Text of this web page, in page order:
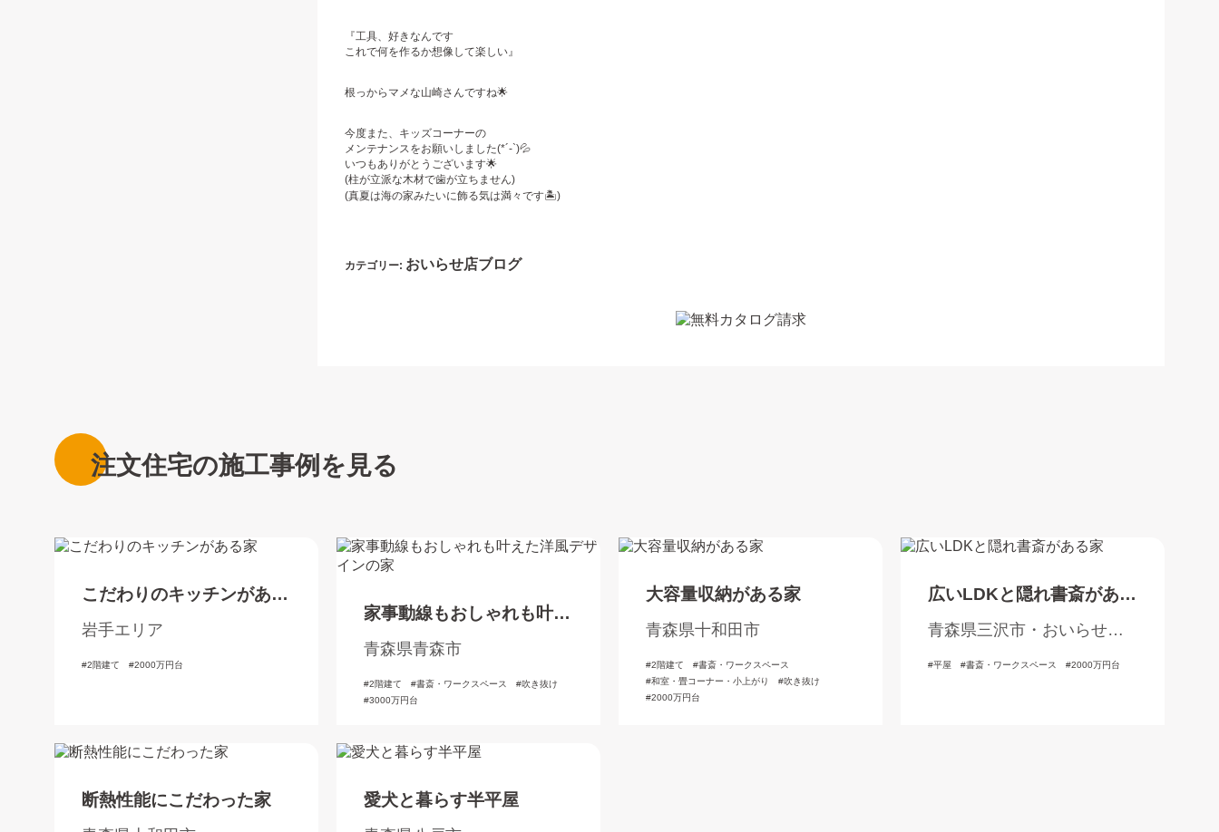
『工具、好きなんです
これで何を作るか想像して楽しい』
根っからマメな山崎さんですね🌟
今度また、キッズコーナーの
メンテナンスをお願いしました(*´-`)💦
いつもありがとうございます🌟
(柱が立派な木材で歯が立ちません)
(真夏は海の家みたいに飾る気は満々です🏝)
カテゴリー: おいらせ店ブログ
注文住宅の施工事例を見る
こだわりのキッチンがある
家
岩手エリア
2階建て 2000万円台
家事動線もおしゃれも叶え
た洋風デザインの家
青森県青森市
2階建て 書斎・ワークスペース
吹き抜け
3000万円台
大容量収納がある家
青森県十和田市
2階建て
書斎・ワークスペース
和室・畳コーナー・小上がり
吹き抜け
2000万円台
広いLDKと隠れ書斎がある
家
青森県三沢市・おいらせ
町・三戸郡
平屋 書斎・ワークスペース 2000万円台
断熱性能にこだわった家 愛犬と暮らす半平屋